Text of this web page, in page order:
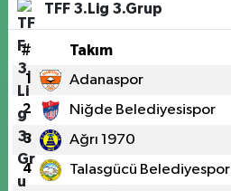
TFF 3.Lig 3.Grup
# Takım
1 Adanaspor
2 Niğde Belediyesispor
3 Ağrı 1970
4 Talasgücü Belediyespor